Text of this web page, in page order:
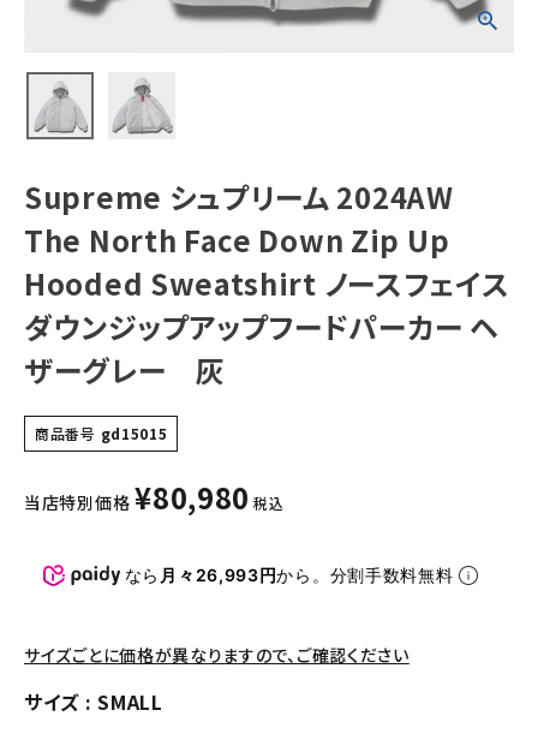
CATEGORY
Tシャツ・ロングスリーブ
パーカー・トレーナー
キャップ・ハット
ニット帽・ビーニー
バックパック・リュック
その他バッグ類
スニーカー・ブーツ
アクセサリー
COLLABORATION BRAND
CONTENTS
Supreme シュプリーム 2024AW
The North Face Down Zip Up
Hooded Sweatshirt ノースフェイス
ダウンジップアップフードパーカー ヘ
ザーグレー 灰
商品番号 gd15015
当店特別価格 ¥80,980 税込
なら 月々26,993円から。分割手数料無料
サイズごとに価格が異なりますので、ご確認ください
サイズ SMALL